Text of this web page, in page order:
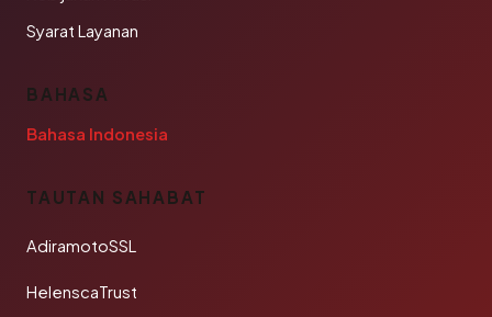
Syarat Layanan
BAHASA
Bahasa Indonesia
TAUTAN SAHABAT
AdiramotoSSL
HelenscaTrust